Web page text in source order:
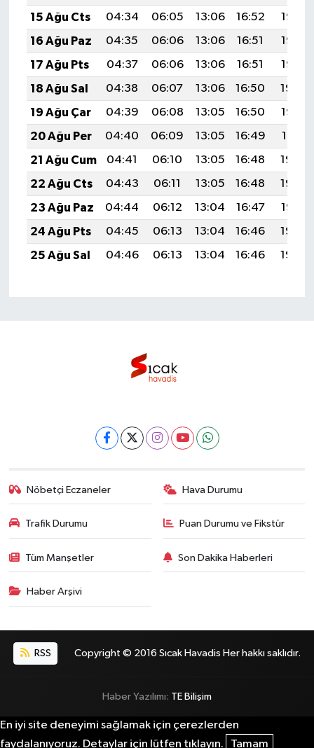
15 Ağu Cts
04:34 06:05 13:06 16:52
19:58
16 Ağu Paz
04:35 06:06 13:06 16:51
19:56
17 Ağu Pts
04:37 06:06 13:06 16:51
19:55
18 Ağu Sal
04:38 06:07 13:06 16:50
19:54
19 Ağu Çar
04:39 06:08 13:05 16:50
19:53
20 Ağu Per
04:40 06:09 13:05 16:49
19:51
21 Ağu Cum
04:41 06:10 13:05 16:48
19:50
22 Ağu Cts
04:43 06:11 13:05 16:48
19:49
23 Ağu Paz
04:44 06:12 13:04 16:47
19:47
24 Ağu Pts
04:45 06:13 13:04 16:46
19:46
25 Ağu Sal
04:46 06:13 13:04 16:46 19:44
Nöbetçi Eczaneler Hava Durumu
Trafik Durumu Puan Durumu ve Fikstür
Tüm Manşetler Son Dakika Haberleri
Haber Arşivi
RSS Copyright © 2016 Sıcak Havadis Her hakkı saklıdır.
Haber Yazılımı: TE Bilişim
En iyi site deneyimi sağlamak için çerezlerden
faydalanıyoruz. Detaylar için lütfen tıklayın.
Tamam